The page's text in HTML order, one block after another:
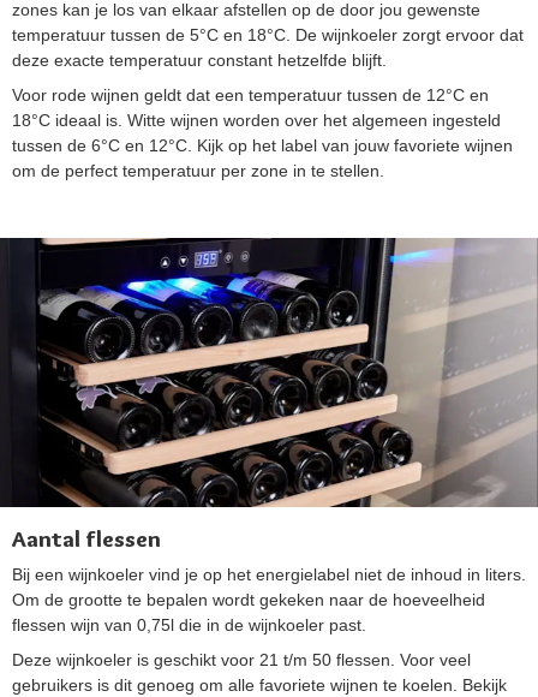
zones kan je los van elkaar afstellen op de door jou gewenste
temperatuur tussen de 5°C en 18°C. De wijnkoeler zorgt ervoor dat
deze exacte temperatuur constant hetzelfde blijft.
Voor rode wijnen geldt dat een temperatuur tussen de 12°C en
18°C ideaal is. Witte wijnen worden over het algemeen ingesteld
tussen de 6°C en 12°C. Kijk op het label van jouw favoriete wijnen
om de perfect temperatuur per zone in te stellen.
Aantal flessen
Bij een wijnkoeler vind je op het energielabel niet de inhoud in liters.
Om de grootte te bepalen wordt gekeken naar de hoeveelheid
flessen wijn van 0,75l die in de wijnkoeler past.
Deze wijnkoeler is geschikt voor 21 t/m 50 flessen. Voor veel
gebruikers is dit genoeg om alle favoriete wijnen te koelen. Bekijk